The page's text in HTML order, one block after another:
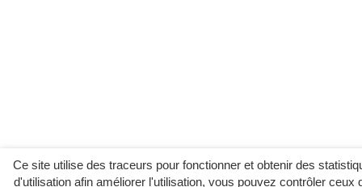
Ce site utilise des traceurs pour fonctionner et obtenir des
d'utilisation afin améliorer l'utilisation, vous pouvez contrôler ceux